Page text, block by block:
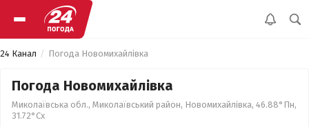
24 Канал Погода Новомихайлівка
Погода Новомихайлівка
Миколаївська обл., Миколаївський район, Новомихайлівка, 46.88°Пн,
31.72°Сх